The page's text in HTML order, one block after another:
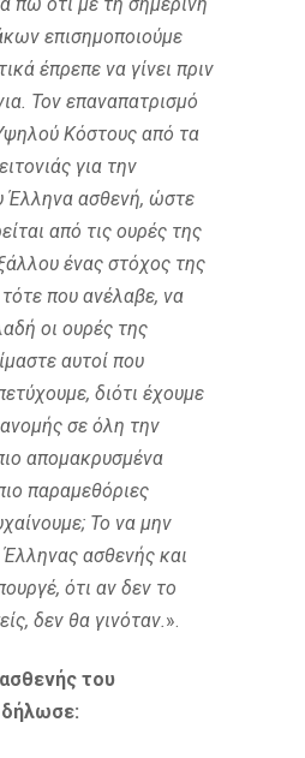
επισημοποιούμε
έπρεπε να γίνει πριν
Τον επαναπατρισμό
Κόστους από τα
για την
Έλληνα ασθενή, ώστε
από τις ουρές της
ένας στόχος της
που ανέλαβε, να
οι ουρές της
αυτοί που
διότι έχουμε
σε όλη την
απομακρυσμένα
παραμεθόριες
Το να μην
ασθενής και
ότι αν δεν το
δεν θα γινόταν.».
του